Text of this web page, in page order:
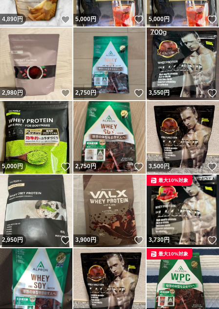
4,890 円 いいね！
5,000円 いいね！
5,000円
2,980円 いいね！
2,750円 いいね！
3,550円
5,000円 いいね！
2,750円 いいね！
3,500円
2,950円 いいね！
3,900円 いいね！
3,730円
最大10%対象
最大10%対象